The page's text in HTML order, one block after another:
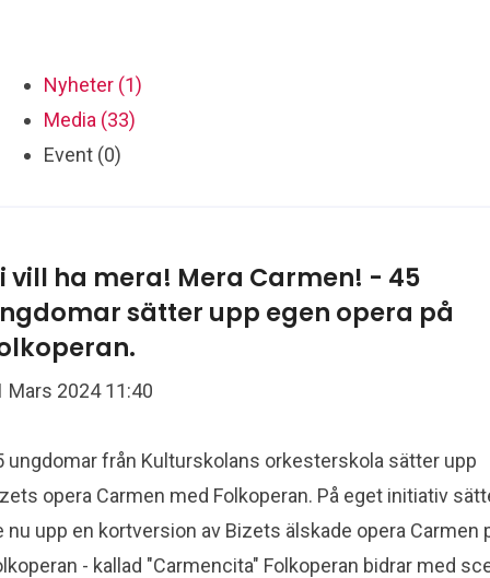
Nyheter (1)
Media (33)
Event (0)
vill ha mera! Mera Carmen! - 45
sätter upp egen opera på
Mars 2024 11:40
ungdomar från Kulturskolans orkesterskola sätter upp
opera Carmen med Folkoperan. På eget initiativ
nu upp en kortversion av Bizets älskade opera Carmen
- kallad "Carmencita" Folkoperan bidrar med